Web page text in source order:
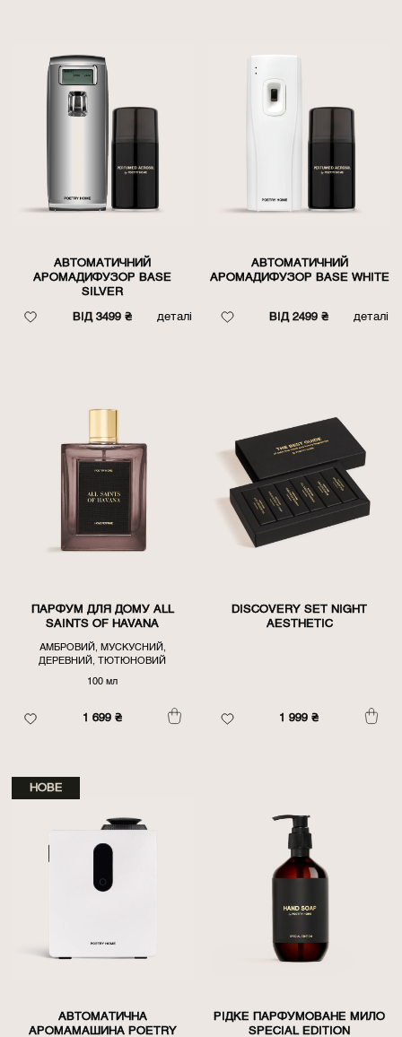
АВТОМАТИЧНИЙ
АРОМАДИФУЗОР BASE
SILVER
деталі
ВІД 3499 ₴
АВТОМАТИЧНИЙ
АРОМАДИФУЗОР BASE WHITE
деталі
ВІД 2499 ₴
ПАРФУМ ДЛЯ ДОМУ ALL
SAINTS OF HAVANA
АМБРОВИЙ, МУСКУСНИЙ,
ДЕРЕВНИЙ, ТЮТЮНОВИЙ
100 мл
1 699 ₴
DISCOVERY SET NIGHT
AESTHETIC
1 999₴
НОВЕ
АВТОМАТИЧНА
АРОМАМАШИНА POETRY
РІДКЕ ПАРФУМОВАНЕ МИЛО
SPECIAL EDITION